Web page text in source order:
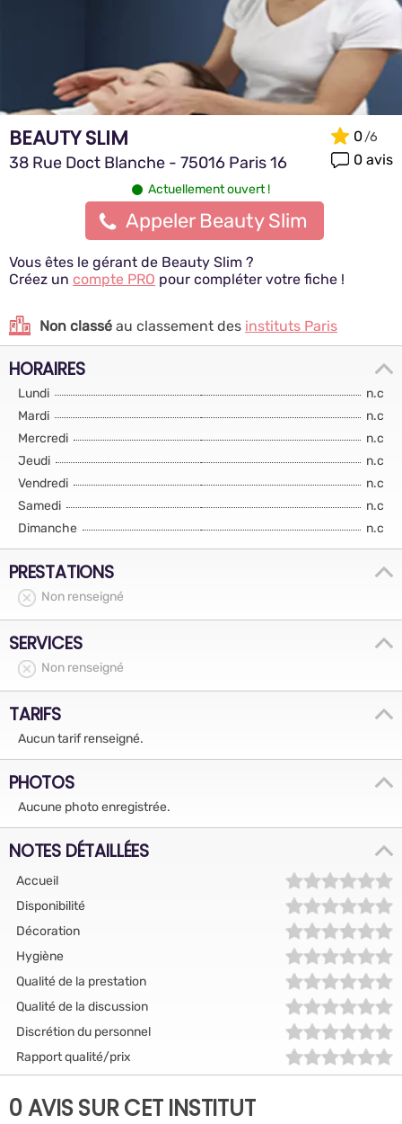
BEAUTY SLIM
38 Rue Doct Blanche - 75016 Paris 16
0
0 avis
Actuellement ouvert !
Appeler Beauty Slim
Vous êtes le gérant de Beauty Slim ?
Créez un compte PRO pour compléter votre fiche !
Non classé au classement des instituts Paris
HORAIRES
Lundi
n.c
Mardi
n.c
Mercredi
n.c
Jeudi
n.c
Vendredi
n.c
Samedi
n.c
Dimanche
n.c
PRESTATIONS
Non renseigné
SERVICES
Non renseigné
TARIFS
Aucun tarif renseigné.
PHOTOS
Aucune photo enregistrée.
NOTES DÉTAILLÉES
Accueil
Disponibilité
Décoration
Hygiène
Qualité de la prestation
Qualité de la discussion
Discrétion du personnel
Rapport qualité/prix
0 AVIS SUR CET INSTITUT